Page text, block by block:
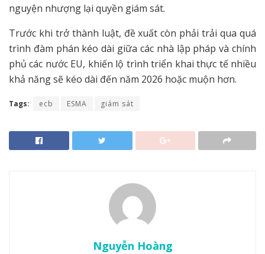
nguyện nhượng lại quyền giám sát.
Trước khi trở thành luật, đề xuất còn phải trải qua quá
trình đàm phán kéo dài giữa các nhà lập pháp và chính
phủ các nước EU, khiến lộ trình triển khai thực tế nhiều
khả năng sẽ kéo dài đến năm 2026 hoặc muộn hơn.
Tags: ecb ESMA giám sát
Nguyễn Hoàng